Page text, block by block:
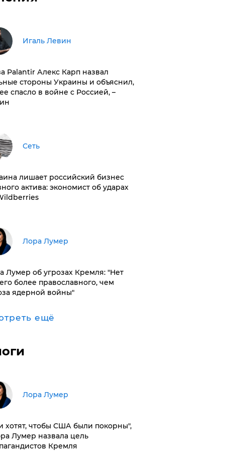
Игаль Левин
Palantir Алекс Карп назвал
стороны Украины и объяснил,
спасло в войне с Россией, –
Сеть
лишает российский бизнес
актива: экономист об ударах
​Лора Лумер
Лумер об угрозах Кремля: "Нет
более православного, чем
ядерной войны"
ещё
​Лора Лумер
хотят, чтобы США были покорны",
Лумер назвала цель
Кремля